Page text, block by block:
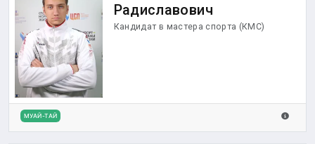
Радиславович
Кандидат в мастера спорта (КМС)
МУАЙ-ТАЙ